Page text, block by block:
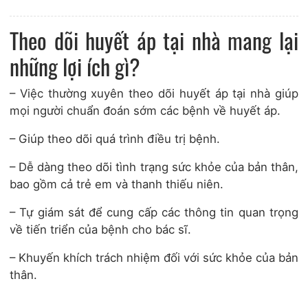
Theo dõi huyết áp tại nhà mang lại
những lợi ích gì?
– Việc thường xuyên theo dõi huyết áp tại nhà giúp
mọi người chuẩn đoán sớm các bệnh về huyết áp.
– Giúp theo dõi quá trình điều trị bệnh.
– Dễ dàng theo dõi tình trạng sức khỏe của bản thân,
bao gồm cả trẻ em và thanh thiếu niên.
– Tự giám sát để cung cấp các thông tin quan trọng
về tiến triển của bệnh cho bác sĩ.
– Khuyến khích trách nhiệm đối với sức khỏe của bản
thân.